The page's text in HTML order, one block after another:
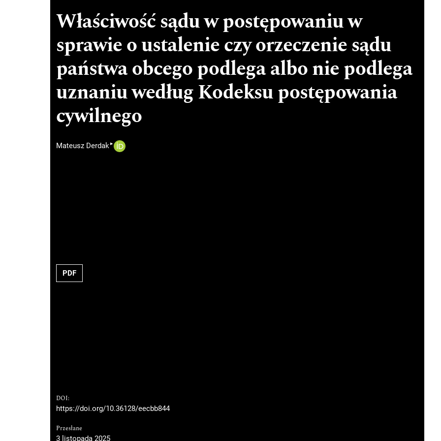
Właściwość sądu w postępowaniu w
sprawie o ustalenie czy orzeczenie sądu
państwa obcego podlega albo nie podlega
uznaniu według Kodeksu postępowania
cywilnego
Mateusz Derdak▸
PDF
DOI:
https://doi.org/10.36128/eecbb844
Przesłane
3 listopada 2025